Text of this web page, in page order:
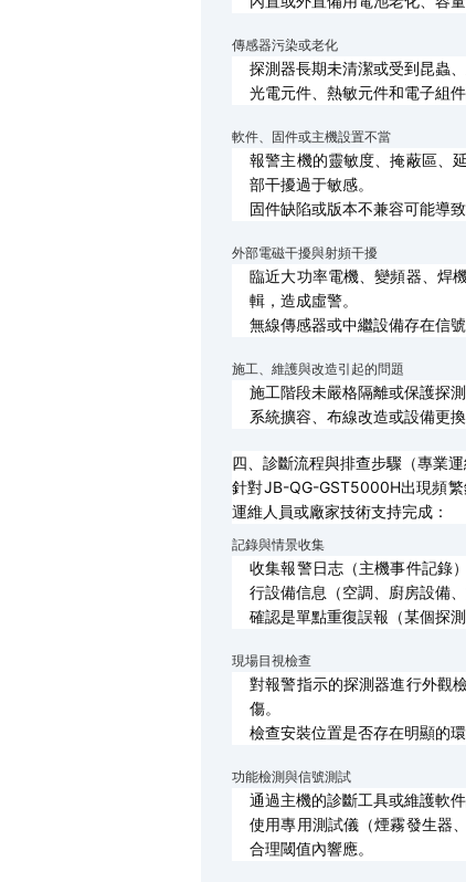
傳感器污染或老化
探測器長期未清潔或受到昆蟲
光電元件、熱敏元件和電子組
軟件、固件或主機設置不當
報警主機的靈敏度、掩蔽區、
部干擾過于敏感。
固件缺陷或版本不兼容可能導
外部電磁干擾與射頻干擾
臨近大功率電機、變頻器、焊
輯，造成虛警。
無線傳感器或中繼設備存在信號
施工、維護與改造引起的問題
施工階段未嚴格隔離或保護探
系統擴容、布線改造或設備更
四、診斷流程與排查步驟（專業運
針對JB-QG-GST5000H出現頻
運維人員或廠家技術支持完成：
記錄與情景收集
收集報警日志（主機事件記錄
行設備信息（空調、廚房設備、
確認是單點重復誤報（某個探
現場目視檢查
對報警指示的探測器進行外觀
傷。
檢查安裝位置是否存在明顯的
功能檢測與信號測試
通過主機的診斷工具或維護軟
使用專用測試儀（煙霧發生器
合理閾值內響應。